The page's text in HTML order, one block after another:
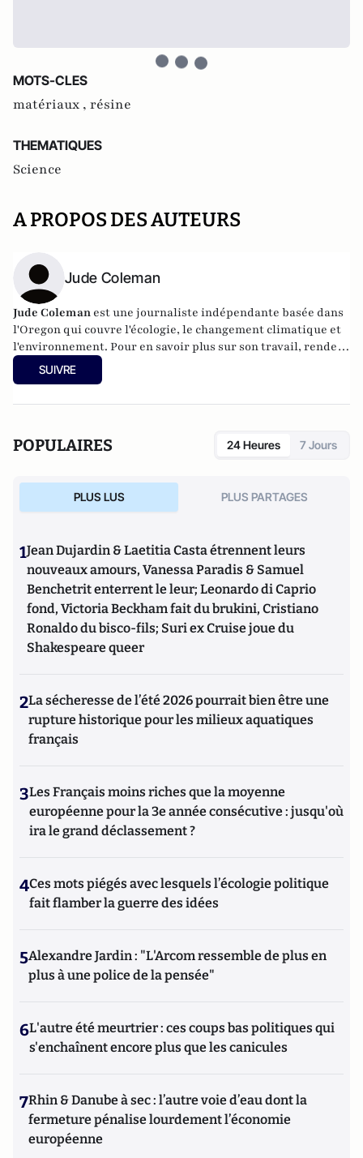
MOTS-CLES
matériaux , résine
THEMATIQUES
Science
A PROPOS DES AUTEURS
Jude Coleman
Jude Coleman est une journaliste indépendante basée dans
l'Oregon qui couvre l'écologie, le changement climatique et
l'environnement. Pour en savoir plus sur son travail, rendez-
vous surjudecoleman.com
SUIVRE
POPULAIRES 24 Heures 7 Jours
PLUS LUS PLUS PARTAGES
1Jean Dujardin & Laetitia Casta étrennent leurs
nouveaux amours, Vanessa Paradis & Samuel
Benchetrit enterrent le leur; Leonardo di Caprio
fond, Victoria Beckham fait du brukini, Cristiano
Ronaldo du bisco-fils; Suri ex Cruise joue du
Shakespeare queer
2La sécheresse de l’été 2026 pourrait bien être une
rupture historique pour les milieux aquatiques
français
3Les Français moins riches que la moyenne
européenne pour la 3e année consécutive : jusqu'où
ira le grand déclassement ?
4Ces mots piégés avec lesquels l’écologie politique
fait flamber la guerre des idées
5Alexandre Jardin : "L'Arcom ressemble de plus en
plus à une police de la pensée"
6L'autre été meurtrier : ces coups bas politiques qui
s'enchaînent encore plus que les canicules
7Rhin & Danube à sec : l’autre voie d’eau dont la
fermeture pénalise lourdement l’économie
européenne